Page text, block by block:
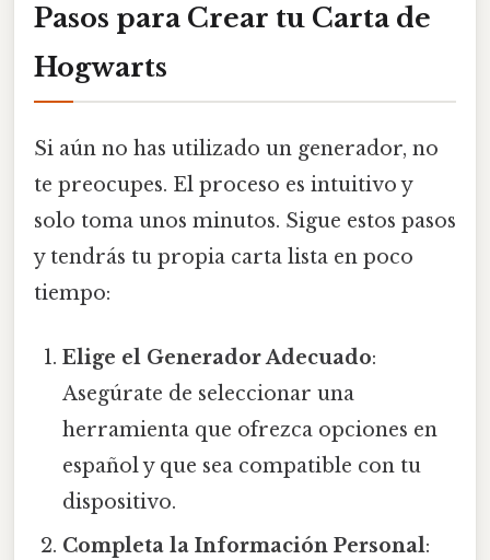
Pasos para Crear tu Carta de
Hogwarts
Si aún no has utilizado un generador, no
te preocupes. El proceso es intuitivo y
solo toma unos minutos. Sigue estos pasos
y tendrás tu propia carta lista en poco
tiempo:
Elige el Generador Adecuado:
Asegúrate de seleccionar una
herramienta que ofrezca opciones en
español y que sea compatible con tu
dispositivo.
Completa la Información Personal: